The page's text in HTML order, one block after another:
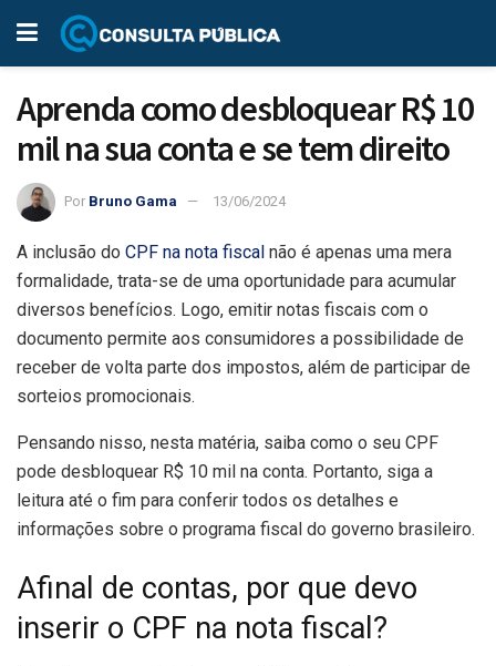
Aprenda como desbloquear R$ 10
mil na sua conta e se tem direito
Por Bruno Gama 13/06/2024
A inclusão do CPF na nota fiscal não é apenas uma mera
formalidade, trata-se de uma oportunidade para acumular
diversos benefícios. Logo, emitir notas fiscais com o
documento permite aos consumidores a possibilidade de
receber de volta parte dos impostos, além de participar de
sorteios promocionais.
Pensando nisso, nesta matéria, saiba como o seu CPF
pode desbloquear R$ 10 mil na conta. Portanto, siga a
leitura até o fim para conferir todos os detalhes e
informações sobre o programa fiscal do governo brasileiro.
Afinal de contas, por que devo
inserir o CPF na nota fiscal?